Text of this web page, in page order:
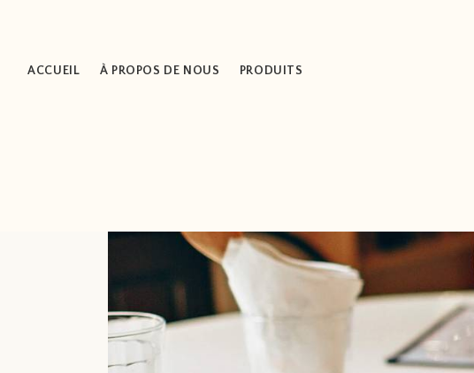
ACCUEIL À PROPOS DE NOUS PRODUITS